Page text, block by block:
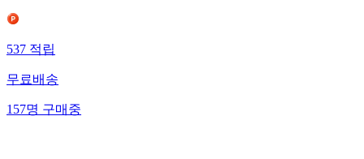
537 적립
무료배송
157명 구매중